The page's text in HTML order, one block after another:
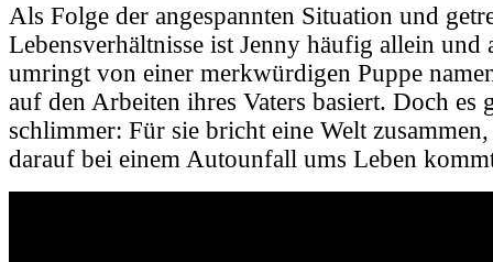
Als Folge der angespannten Situation und
Lebensverhältnisse ist Jenny häufig allein und
umringt von einer merkwürdigen Puppe
auf den Arbeiten ihres Vaters basiert. Doch es
schlimmer: Für sie bricht eine Welt
darauf bei einem Autounfall ums Leben